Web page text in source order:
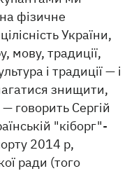
фізичне
України,
мову, традиції,
і традиції — і
знищити,
говорить Сергій
"кіборг"-
2014 р,
ради (того